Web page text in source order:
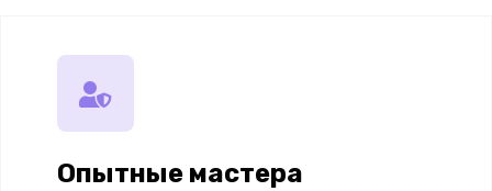
Опытные мастера